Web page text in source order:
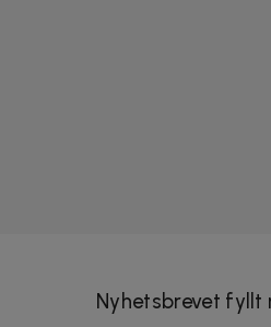
Nyhetsbrevet